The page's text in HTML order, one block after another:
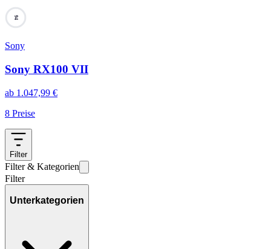
94
Sony
Sony RX100 VII
ab 1.047,99 €
8 Preise
Filter
Filter & Kategorien
Filter
Unterkategorien